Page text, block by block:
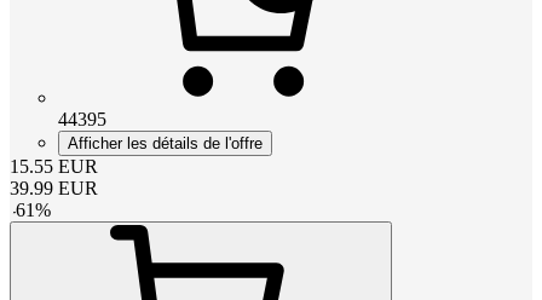
44395
Afficher les détails de l'offre
15.55 EUR
39.99 EUR
-61%